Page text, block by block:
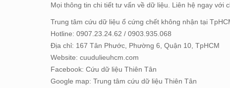
Mọi thông tin chi tiết tư vấn về dữ liệu. Liên hệ ngay với
Trung tâm cứu dữ liệu ổ cứng chết không nhận tại
Hotline: 0907.23.24.62 / 0903.935.068
Địa chỉ: 167 Tân Phước, Phường 6, Quận 10, TpHCM
Website: cuudulieuhcm.com
Facebook: Cứu dữ liệu Thiên Tân
Google map: Trung tâm cứu dữ liệu Thiên Tân